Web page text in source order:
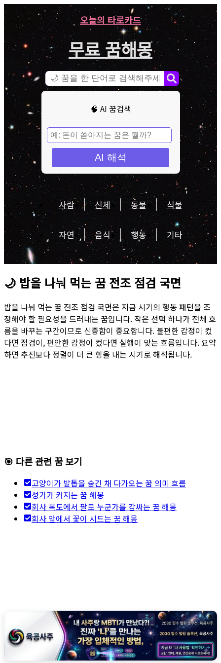
오늘의 타로카드
무료 꿈해몽
🧠 AI 꿈검색
AI 해석
사람 신체 동물 식물
자연 음식 행동 기타
🌙 밥을 나눠 먹는 꿈 전조 점검 국면
밥을 나눠 먹는 꿈 전조 점검 국면은 지금 시기의 행동 패턴을 조
정해야 할 필요성을 드러내는 꿈입니다. 작은 선택 하나가 전체 흐
름을 바꾸는 구간이므로 신중함이 중요합니다. 불편한 감정이 컸
다면 점검이, 편안한 감정이 컸다면 실행이 맞는 흐름입니다. 요약
하면 추진보다 정렬이 더 큰 힘을 내는 시기로 해석됩니다.
🎯 다른 관련 꿈 보기
고양이가 발톱을 숨긴 채 다가오는 꿈 의미 흐름
성기가 커지는 꿈 해몽
회사 복도에서 팔로 누군가를 감싸는 꿈 해몽
회사 앞에서 꽃이 시드는 꿈 해몽